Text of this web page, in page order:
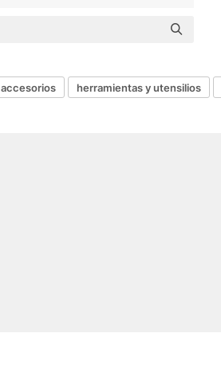
accesorios herramientas y utensilios